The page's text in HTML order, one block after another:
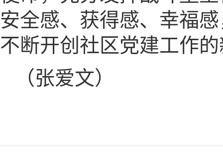
安全感、获得感、幸福
不断开创社区党建工作
（张爱文）